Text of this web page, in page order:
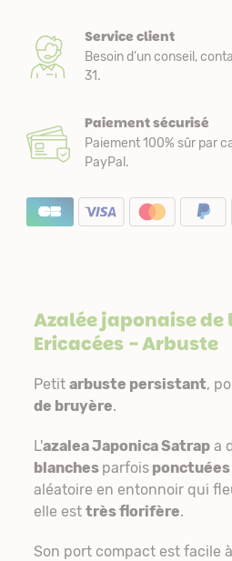
Service client
Besoin d’un conseil,
31.
Paiement sécurisé
Paiement 100% sûr par
PayPal.
Azalée japonaise
Ericacées- Arbuste
Petit arbuste persistant,
de bruyère.
L'azalea Japonica Satrapa
blanches parfoisponctuées
aléatoire en entonnoir qui
elle est très florifère.
Son port compact est facile